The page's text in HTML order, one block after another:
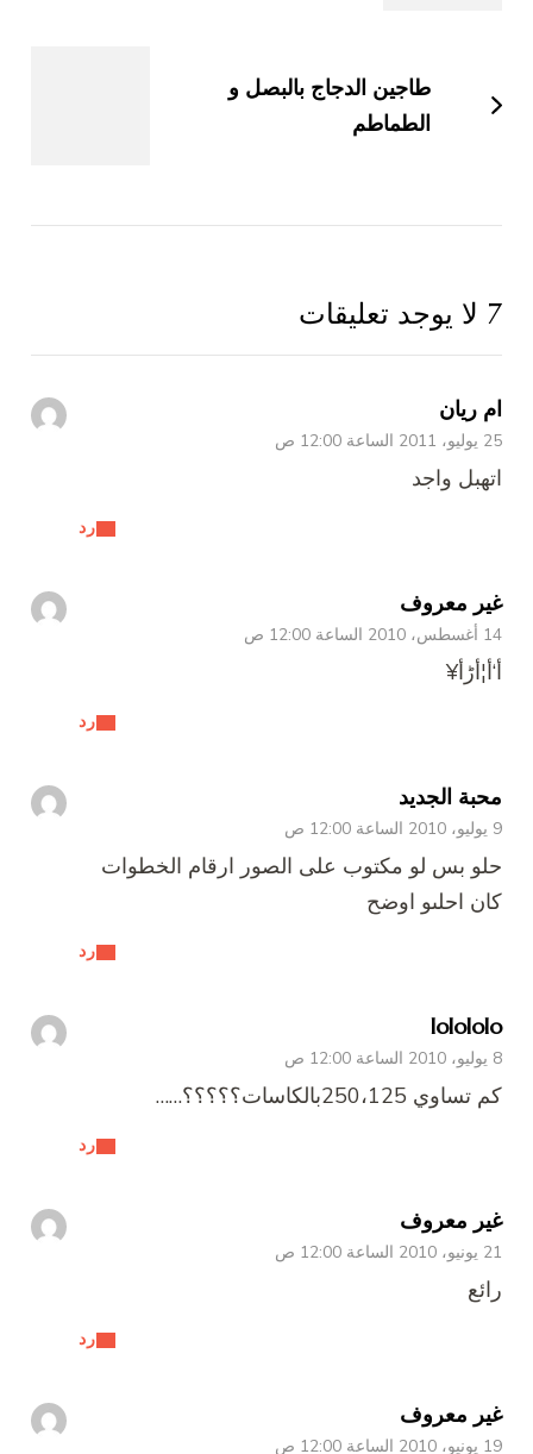
طاجين الدجاج بالبصل و
الطماطم
7 لا يوجد تعليقات
ام ريان
25 يوليو، 2011 الساعة 12:00 ص
رد
اتهبل واجد
غير معروف
14 أغسطس، 2010 الساعة 12:00 ص
رد
أ‘أ¦أڑأ¥
محبة الجديد
9 يوليو، 2010 الساعة 12:00 ص
رد
حلو بس لو مكتوب على الصور ارقام الخطوات
كان احلىو اوضح
lolololo
8 يوليو، 2010 الساعة 12:00 ص
رد
كم تساوي 250،125بالكاسات؟؟؟؟؟……
غير معروف
21 يونيو، 2010 الساعة 12:00 ص
رد
رائع
غير معروف
19 يونيو، 2010 الساعة 12:00 ص